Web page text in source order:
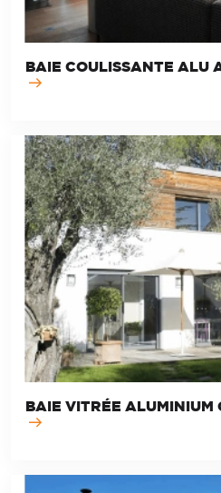
BAIE COULISSANTE ALU
BAIE VITRÉE ALUMINIUM